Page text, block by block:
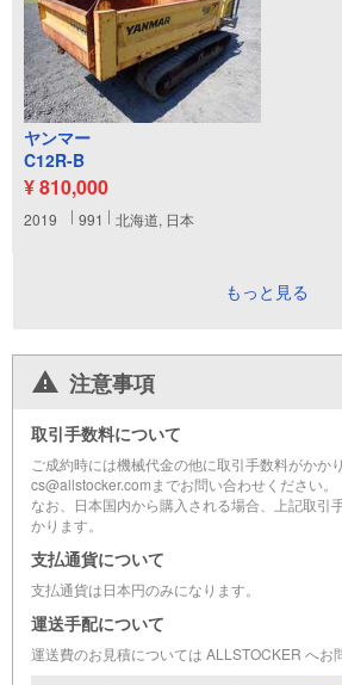
ヤンマー
C12R-B
¥ 810,000
2019 991 北海道, 日本
もっと見る
注意事項
取引手数料について
ご成約時には機械代金の他に取引手数料がかか
cs@allstocker.comまでお問い合わせください。
なお、日本国内から購入される場合、上記取引
かります。
支払通貨について
支払通貨は日本円のみになります。
運送手配について
運送費のお見積については ALLSTOCKER へお